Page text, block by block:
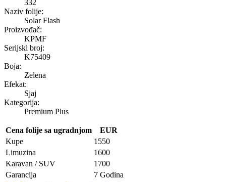
332
Naziv folije:
Solar Flash
Proizvođač:
KPMF
Serijski broj:
K75409
Boja:
Zelena
Efekat:
Sjaj
Kategorija:
Premium Plus
Cena folije sa ugradnjom
EUR
Kupe
1550
Limuzina
1600
Karavan / SUV
1700
Garancija
7 Godina